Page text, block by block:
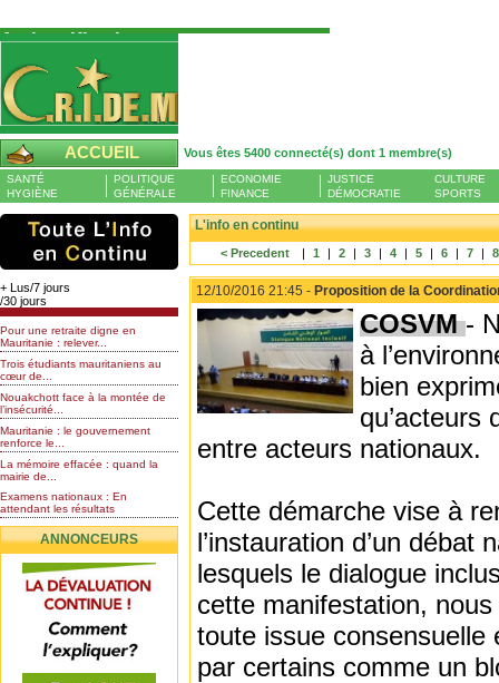
Authentification
Pour S'authentifier veuillez fournir votre
Pseudo et Mot de passer et cliquez sur : Se
connecter
Pseudo
Mot de passe
ACCUEIL Vous êtes 5400 connecté(s) dont 1 membre(s)
Liste des membres en ligne (1)
BELPHEGOR
SANTÉ
HYGIÈNE
POLITIQUE
GÉNÉRALE
ECONOMIE
FINANCE
JUSTICE
DÉMOCRATIE
CULTURE
SPORTS
+ Lus/7 jours
/30 jours
Pour une retraite digne en
Mauritanie : relever...
Trois étudiants mauritaniens au
cœur de...
Nouakchott face à la montée de
l’insécurité...
Mauritanie : le gouvernement
renforce le...
La mémoire effacée : quand la
mairie de...
Examens nationaux : En
attendant les résultats
Nomination de l’Honorable Diye
Ba au poste de...
Mauritanie : les résultats du
baccalauréat 2026...
Mauritanie : Les 10 premiers au
BEPC 2026
Un syndicat de l’enseignement
rejette la...
ANNONCEURS
L'info en continu
< Precedent | 1 | 2 | 3 | 4 | 5 | 6 | 7 | 8
12/10/2016 21:45 - Proposition de la
COSVM-
à
bien
qu’acteurs
entre acteurs nationaux.
Cette démarche vise à
l’instauration d’un
lesquels le dialogue
cette manifestation,
toute issue consensuelle
par certains comme un